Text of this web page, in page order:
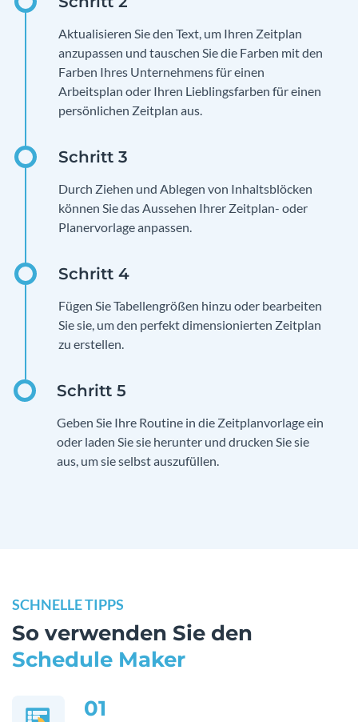
Aktualisieren Sie den Text, um Ihren Zeitplan
anzupassen und tauschen Sie die Farben mit den
Farben Ihres Unternehmens für einen
Arbeitsplan oder Ihren Lieblingsfarben für einen
persönlichen Zeitplan aus.
Durch Ziehen und Ablegen von Inhaltsblöcken
können Sie das Aussehen Ihrer Zeitplan- oder
Planervorlage anpassen.
Fügen Sie Tabellengrößen hinzu oder bearbeiten
Sie sie, um den perfekt dimensionierten Zeitplan
zu erstellen.
Geben Sie Ihre Routine in die Zeitplanvorlage ein
oder laden Sie sie herunter und drucken Sie sie
aus, um sie selbst auszufüllen.
SCHNELLE TIPPS
So verwenden Sie den
Schedule Maker
01